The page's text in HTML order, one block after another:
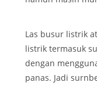
Las busur listrik
listrik termasuk
dengan
panas. Jadi